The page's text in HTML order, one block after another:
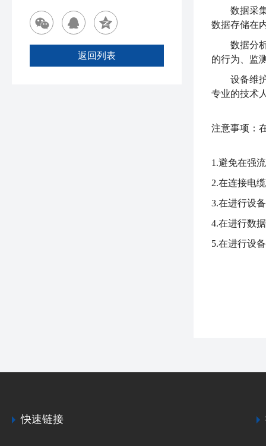
数据采
数据存储在
数据分
的行为、监
设备维
专业的技术
注意事项：
1.避免在强
2.在连接电
3.在进行设
4.在进行数
5.在进行设
返回列表
快速链接